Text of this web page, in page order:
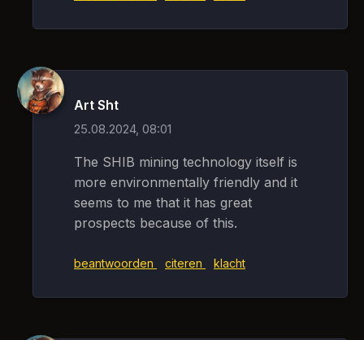
Art Sht
25.08.2024, 08:01
The SHIB mining technology itself is
more environmentally friendly and it
seems to me that it has great
prospects because of this.
beantwoorden citeren klacht